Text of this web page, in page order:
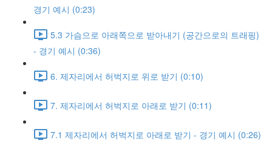
경기 예시 (0:23)
5.3 가슴으로 아래쪽으로 받아내기 (공간으로의 트래핑)
- 경기 예시 (0:36)
6. 제자리에서 허벅지로 위로 받기 (0:10)
7. 제자리에서 허벅지로 아래로 받기 (0:11)
7.1 제자리에서 허벅지로 아래로 받기 - 경기 예시 (0:26)